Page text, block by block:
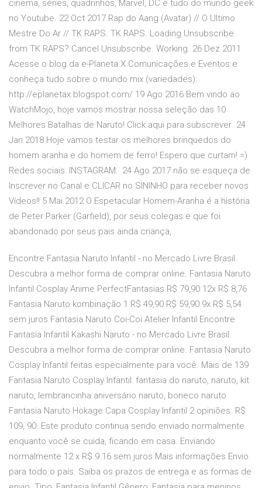
cinema, séries, quadrinhos, Marvel, DC e tudo do mundo geek
no Youtube. 22 Oct 2017 Rap do Aang (Avatar) // O Ultimo
Mestre Do Ar // TK RAPS. TK RAPS. Loading Unsubscribe
from TK RAPS? Cancel Unsubscribe. Working. 26 Dez 2011
Acesse o blog da e-Planeta X Comunicações e Eventos e
conheça tudo sobre o mundo mix (variedades):
http://eplanetax.blogspot.com/ 19 Ago 2016 Bem vindo ao
WatchMojo, hoje vamos mostrar nossa seleção das 10
Melhores Batalhas de Naruto! Click aqui para subscrever 24
Jan 2018 Hoje vamos testar os melhores brinquedos do
homem aranha e do homem de ferro! Espero que curtam! =)
Redes sociais: INSTAGRAM: 24 Ago 2017 não se esqueça de
Inscrever no Canal e CLICAR no SININHO para receber novos
Vídeos!! 5 Mai 2012 O Espetacular Homem-Aranha é a história
de Peter Parker (Garfield), por seus colegas e que foi
abandonado por seus pais ainda criança,
Encontre Fantasia Naruto Infantil - no Mercado Livre Brasil.
Descubra a melhor forma de comprar online. Fantasia Naruto
Infantil Cosplay Anime PerfectFantasias R$ 79,90 12x R$ 8,76
Fantasia Naruto kombinação 1 R$ 49,90 R$ 59,90 9x R$ 5,54
sem juros Fantasia Naruto Coi-Coi Atelier Infantil Encontre
Fantasia Infantil Kakashi Naruto - no Mercado Livre Brasil.
Descubra a melhor forma de comprar online. Fantasia Naruto
Cosplay Infantil feitas especialmente para você. Mais de 139
Fantasia Naruto Cosplay Infantil: fantasia do naruto, naruto, kit
naruto, lembrancinha aniversário naruto, boneco naruto
Fantasia Naruto Hokage Capa Cosplay Infantil 2 opiniões. R$
109, 90. Este produto continua sendo enviado normalmente
enquanto você se cuida, ficando em casa. Enviando
normalmente 12 x R$ 9 16 sem juros Mais informações Envio
para todo o país. Saiba os prazos de entrega e as formas de